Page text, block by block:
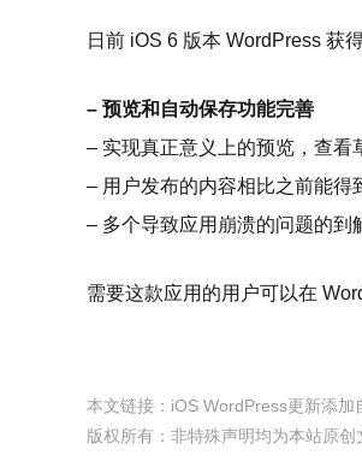
日前 iOS 6 版本 WordPress 获
– 预览和自动保存功能完善
– 实现真正意义上的预览，查看
– 用户发布的内容相比之前能得
– 多个导致应用崩溃的问题的到
需要这款应用的用户可以在
本文链接： iOS WordPress更新添加
版权所有：非特殊声明均为本站原创